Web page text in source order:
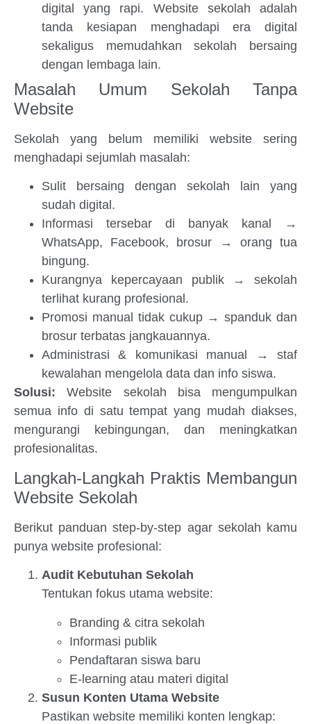
digital yang rapi. Website sekolah adalah
tanda kesiapan menghadapi era digital
sekaligus memudahkan sekolah bersaing
dengan lembaga lain.
Masalah Umum Sekolah Tanpa
Website
Sekolah yang belum memiliki website sering
menghadapi sejumlah masalah:
Sulit bersaing dengan sekolah lain yang
sudah digital.
Informasi tersebar di banyak kanal →
WhatsApp, Facebook, brosur → orang tua
bingung.
Kurangnya kepercayaan publik → sekolah
terlihat kurang profesional.
Promosi manual tidak cukup → spanduk dan
brosur terbatas jangkauannya.
Administrasi & komunikasi manual → staf
kewalahan mengelola data dan info siswa.
Solusi: Website sekolah bisa mengumpulkan
semua info di satu tempat yang mudah diakses,
mengurangi kebingungan, dan meningkatkan
profesionalitas.
Langkah-Langkah Praktis Membangun
Website Sekolah
Berikut panduan step-by-step agar sekolah kamu
punya website profesional:
Audit Kebutuhan Sekolah
Tentukan fokus utama website:
Branding & citra sekolah
Informasi publik
Pendaftaran siswa baru
E-learning atau materi digital
Susun Konten Utama Website
Pastikan website memiliki konten lengkap: